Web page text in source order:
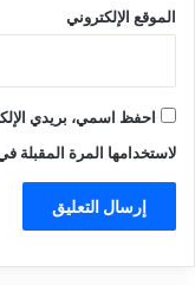
الموقع الإلكتروني
احفظ اسمي، بريدي
لاستخدامها المرة المقبلة